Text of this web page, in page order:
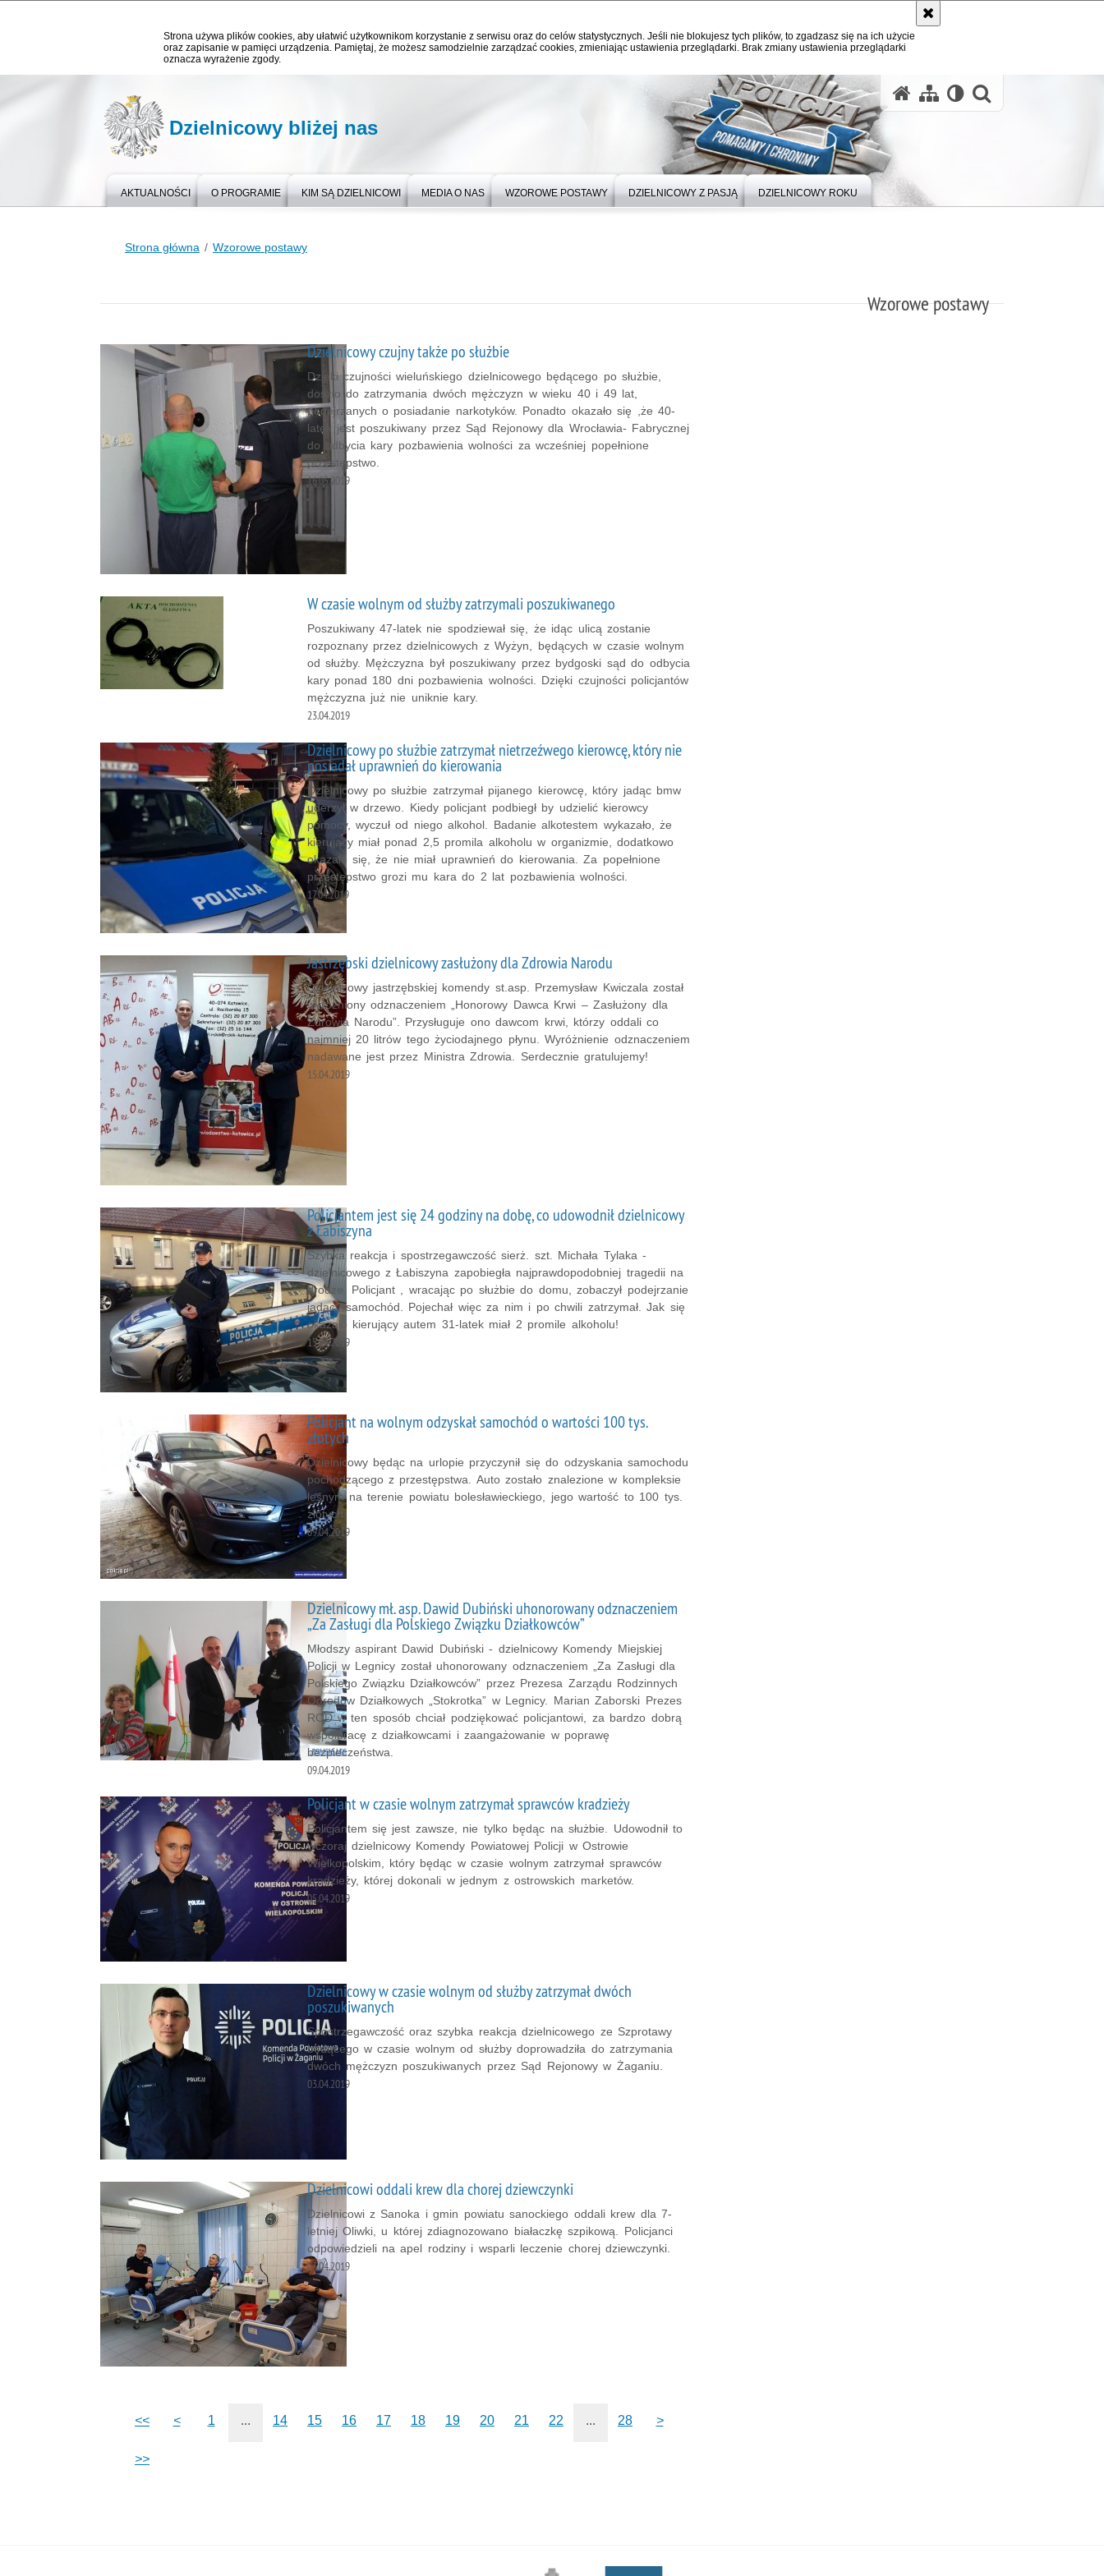
Strona używa plików cookies, aby ułatwić użytkownikom korzystanie z serwisu oraz do celów statystycznych. Jeśli nie blokujesz tych plików, to zgadzasz się na ich użycie
oraz zapisanie w pamięci urządzenia. Pamiętaj, że możesz samodzielnie zarządzać cookies, zmieniając ustawienia przeglądarki. Brak zmiany ustawienia przeglądarki
oznacza wyrażenie zgody.
Dzielnicowy bliżej nas
AKTUALNOŚCI O PROGRAMIE KIM SĄ DZIELNICOWI MEDIA O NAS WZOROWE POSTAWY DZIELNICOWY Z PASJĄ DZIELNICOWY ROKU
Strona główna Wzorowe postawy
Wzorowe postawy
Dzielnicowy czujny także po służbie
Dzięki czujności wieluńskiego dzielnicowego będącego po służbie,
doszło do zatrzymania dwóch mężczyzn w wieku 40 i 49 lat,
podejrzanych o posiadanie narkotyków. Ponadto okazało się ,że 40-
latek jest poszukiwany przez Sąd Rejonowy dla Wrocławia- Fabrycznej
do odbycia kary pozbawienia wolności za wcześniej popełnione
przestępstwo.
16.05.2019
W czasie wolnym od służby zatrzymali poszukiwanego
Poszukiwany 47-latek nie spodziewał się, że idąc ulicą zostanie
rozpoznany przez dzielnicowych z Wyżyn, będących w czasie wolnym
od służby. Mężczyzna był poszukiwany przez bydgoski sąd do odbycia
kary ponad 180 dni pozbawienia wolności. Dzięki czujności policjantów
mężczyzna już nie uniknie kary.
23.04.2019
Dzielnicowy po służbie zatrzymał nietrzeźwego kierowcę, który nie
posiadał uprawnień do kierowania
Dzielnicowy po służbie zatrzymał pijanego kierowcę, który jadąc bmw
uderzył w drzewo. Kiedy policjant podbiegł by udzielić kierowcy
pomocy, wyczuł od niego alkohol. Badanie alkotestem wykazało, że
kierujący miał ponad 2,5 promila alkoholu w organizmie, dodatkowo
okazało się, że nie miał uprawnień do kierowania. Za popełnione
przestępstwo grozi mu kara do 2 lat pozbawienia wolności.
17.04.2019
Jastrzębski dzielnicowy zasłużony dla Zdrowia Narodu
Dzielnicowy jastrzębskiej komendy st.asp. Przemysław Kwiczala został
wyróżniony odznaczeniem „Honorowy Dawca Krwi – Zasłużony dla
Zdrowia Narodu”. Przysługuje ono dawcom krwi, którzy oddali co
najmniej 20 litrów tego życiodajnego płynu. Wyróżnienie odznaczeniem
nadawane jest przez Ministra Zdrowia. Serdecznie gratulujemy!
15.04.2019
Policjantem jest się 24 godziny na dobę, co udowodnił dzielnicowy
z Łabiszyna
Szybka reakcja i spostrzegawczość sierż. szt. Michała Tylaka -
dzielnicowego z Łabiszyna zapobiegła najprawdopodobniej tragedii na
drodze. Policjant , wracając po służbie do domu, zobaczył podejrzanie
jadący samochód. Pojechał więc za nim i po chwili zatrzymał. Jak się
okazało kierujący autem 31-latek miał 2 promile alkoholu!
15.04.2019
Policjant na wolnym odzyskał samochód o wartości 100 tys.
złotych
Dzielnicowy będąc na urlopie przyczynił się do odzyskania samochodu
pochodzącego z przestępstwa. Auto zostało znalezione w kompleksie
leśnym na terenie powiatu bolesławieckiego, jego wartość to 100 tys.
złotych.
09.04.2019
Dzielnicowy mł. asp. Dawid Dubiński uhonorowany odznaczeniem
„Za Zasługi dla Polskiego Związku Działkowców”
Młodszy aspirant Dawid Dubiński - dzielnicowy Komendy Miejskiej
Policji w Legnicy został uhonorowany odznaczeniem „Za Zasługi dla
Polskiego Związku Działkowców” przez Prezesa Zarządu Rodzinnych
Ogrodów Działkowych „Stokrotka” w Legnicy. Marian Zaborski Prezes
ROD w ten sposób chciał podziękować policjantowi, za bardzo dobrą
współpracę z działkowcami i zaangażowanie w poprawę
bezpieczeństwa.
09.04.2019
Policjant w czasie wolnym zatrzymał sprawców kradzieży
Policjantem się jest zawsze, nie tylko będąc na służbie. Udowodnił to
wczoraj dzielnicowy Komendy Powiatowej Policji w Ostrowie
Wielkopolskim, który będąc w czasie wolnym zatrzymał sprawców
kradzieży, której dokonali w jednym z ostrowskich marketów.
05.04.2019
Dzielnicowy w czasie wolnym od służby zatrzymał dwóch
poszukiwanych
Spostrzegawczość oraz szybka reakcja dzielnicowego ze Szprotawy
będącego w czasie wolnym od służby doprowadziła do zatrzymania
dwóch mężczyzn poszukiwanych przez Sąd Rejonowy w Żaganiu.
03.04.2019
Dzielnicowi oddali krew dla chorej dziewczynki
Dzielnicowi z Sanoka i gmin powiatu sanockiego oddali krew dla 7-
letniej Oliwki, u której zdiagnozowano białaczkę szpikową. Policjanci
odpowiedzieli na apel rodziny i wsparli leczenie chorej dziewczynki.
03.04.2019
<< < 1 ... 14 15 16 17 18 19 20 21 22 ... 28 >
>>